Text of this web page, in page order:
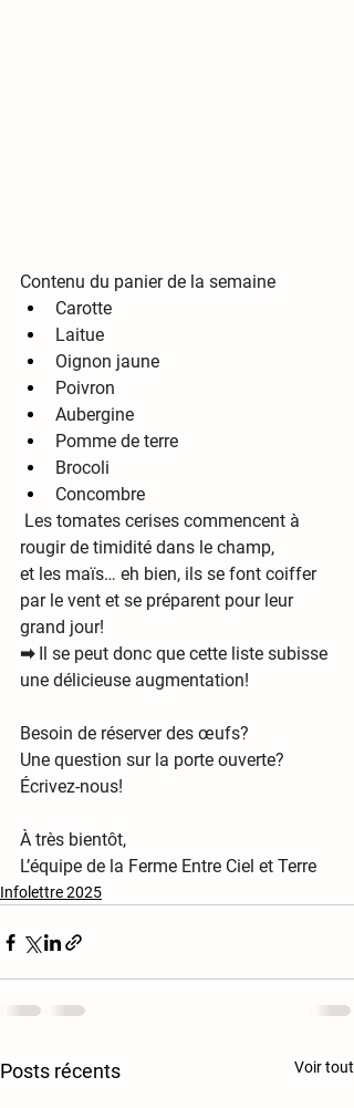
Contenu du panier de la semaine
Carotte
Laitue
Oignon jaune
Poivron
Aubergine
Pomme de terre
Brocoli
Concombre
Les tomates cerises commencent à
rougir de timidité dans le champ,
et les maïs… eh bien, ils se font coiffer
par le vent et se préparent pour leur
grand jour!
➡ Il se peut donc que cette liste subisse
une délicieuse augmentation!
Besoin de réserver des œufs?
Une question sur la porte ouverte?
Écrivez-nous!
À très bientôt,
L’équipe de la Ferme Entre Ciel et Terre
Infolettre 2025
Posts récents Voir tout